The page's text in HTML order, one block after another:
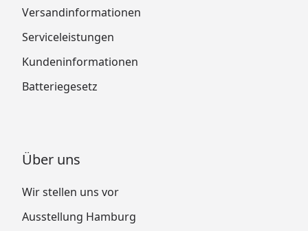
Versandinformationen
Serviceleistungen
Kundeninformationen
Batteriegesetz
Über uns
Wir stellen uns vor
Ausstellung Hamburg